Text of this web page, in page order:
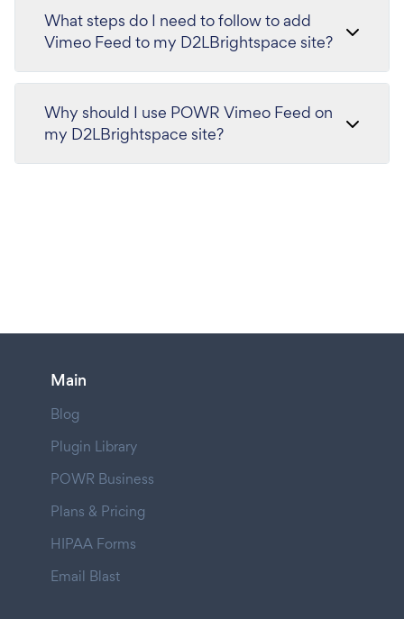
What steps do I need to follow to add
Vimeo Feed to my D2LBrightspace site?
Why should I use POWR Vimeo Feed on
my D2LBrightspace site?
Main
Blog
Plugin Library
POWR Business
Plans & Pricing
HIPAA Forms
Email Blast